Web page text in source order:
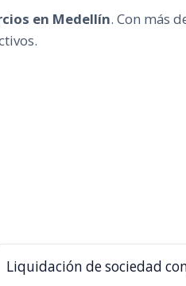
en Medellín. Con más
Liquidación de sociedad